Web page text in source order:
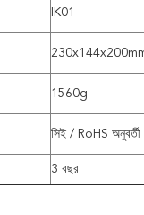
IK01
1560g
সিই / RoHS অনুবর্তী
3 বছর